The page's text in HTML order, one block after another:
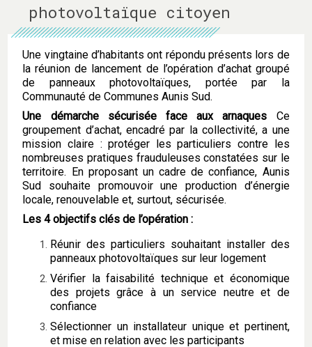
photovoltaïque citoyen
Une vingtaine d’habitants ont répondu présents lors de
la réunion de lancement de l’opération d’achat groupé
de panneaux photovoltaïques, portée par la
Communauté de Communes Aunis Sud.
Une démarche sécurisée face aux arnaques Ce
groupement d’achat, encadré par la collectivité, a une
mission claire : protéger les particuliers contre les
nombreuses pratiques frauduleuses constatées sur le
territoire. En proposant un cadre de confiance, Aunis
Sud souhaite promouvoir une production d’énergie
locale, renouvelable et, surtout, sécurisée.
Les 4 objectifs clés de l’opération :
Réunir des particuliers souhaitant installer des
panneaux photovoltaïques sur leur logement
Vérifier la faisabilité technique et économique
des projets grâce à un service neutre et de
confiance
Sélectionner un installateur unique et pertinent,
et mise en relation avec les participants